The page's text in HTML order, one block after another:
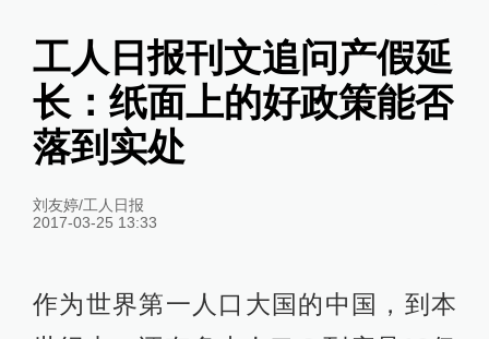
工人日报刊文追问产假延
长：纸面上的好政策能否
落到实处
刘友婷/工人日报
2017-03-25 13:33
作为世界第一人口大国的中国，到本